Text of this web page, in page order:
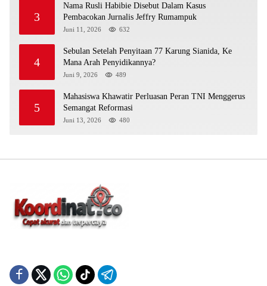
3
Nama Rusli Habibie Disebut Dalam Kasus
Pembacokan Jurnalis Jeffry Rumampuk
Juni 11, 2026 632
4
Sebulan Setelah Penyitaan 77 Karung Sianida, Ke
Mana Arah Penyidikannya?
Juni 9, 2026 489
5
Mahasiswa Khawatir Perluasan Peran TNI Menggerus
Semangat Reformasi
Juni 13, 2026 480